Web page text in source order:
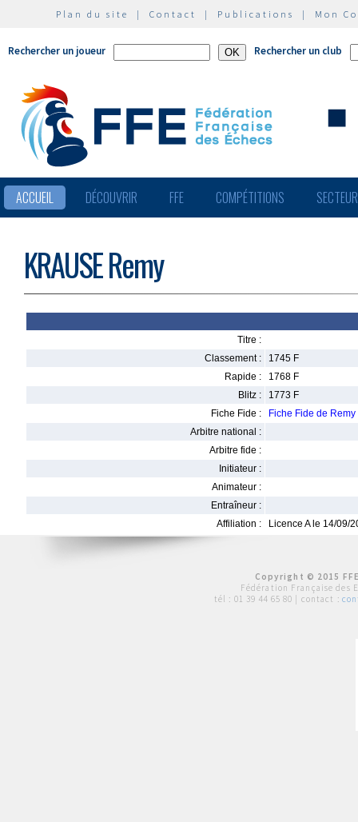
Plan du site | Contact | Publications | Mon
Rechercher un joueur Rechercher un club
ACCUEIL DÉCOUVRIR FFE COMPÉTITIONS
KRAUSE Remy
Titre :
Classement :
1745 F
Rapide :
1768 F
Blitz :
1773 F
Fiche Fide :
Fiche Fide de
Arbitre national :
Arbitre fide :
Initiateur :
Animateur :
Entraîneur :
Affiliation :
Licence A le 14/09/
Copyright © 2015
Fédération Française des
tél : 01 39 44 65 80 | contact :